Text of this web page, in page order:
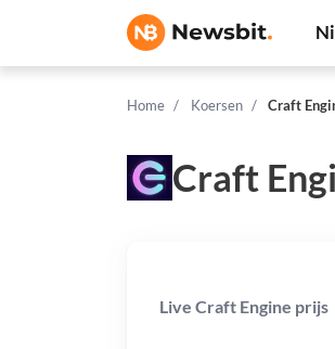
Home Koersen Craft
Craft
Live Craft Engine prijs